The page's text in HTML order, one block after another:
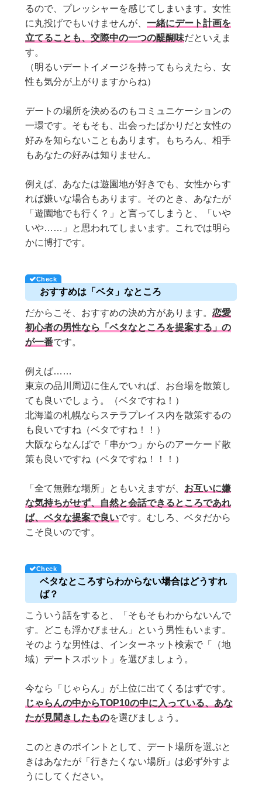
るので、プレッシャーを感じてしまいます。女性
に丸投げでもいけませんが、一緒にデート計画を
立てることも、交際中の一つの醍醐味だといえま
す。
（明るいデートイメージを持ってもらえたら、女
性も気分が上がりますからね）
デートの場所を決めるのもコミュニケーションの
一環です。そもそも、出会ったばかりだと女性の
好みを知らないこともあります。もちろん、相手
もあなたの好みは知りません。
例えば、あなたは遊園地が好きでも、女性からす
れば嫌いな場合もあります。そのとき、あなたが
「遊園地でも行く？」と言ってしまうと、「いや
いや……」と思われてしまいます。これでは明ら
かに博打です。
おすすめは「ベタ」なところ
だからこそ、おすすめの決め方があります。恋愛
初心者の男性なら「ベタなところを提案する」の
が一番です。
例えば……
東京の品川周辺に住んでいれば、お台場を散策し
ても良いでしょう。（ベタですね！）
北海道の札幌ならステラプレイス内を散策するの
も良いですね（ベタですね！！）
大阪ならなんばで「串かつ」からのアーケード散
策も良いですね（ベタですね！！！）
「全て無難な場所」ともいえますが、 お互いに嫌
な気持ちがせず、自然と会話できるところであれ
ば、ベタな提案で良いです。むしろ、ベタだから
こそ良いのです。
ベタなところすらわからない場合はどうすれ
ば？
こういう話をすると、「そもそもわからないんで
す。どこも浮かびません」という男性もいます。
そのような男性は、インターネット検索で「（地
域）デートスポット」を選びましょう。
今なら「じゃらん」が上位に出てくるはずです。
じゃらんの中からTOP10の中に入っている、あな
たが見聞きしたものを選びましょう。
このときのポイントとして、デート場所を選ぶと
きはあなたが「行きたくない場所」は必ず外すよ
うにしてください。